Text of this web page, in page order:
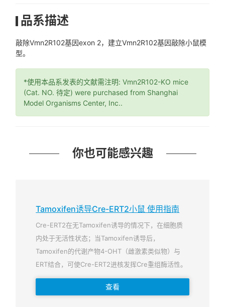
品系描述
敲除Vmn2R102基因exon 2，建立Vmn2R102基因敲除小鼠模
型。
*使用本品系发表的文献需注明: Vmn2R102-KO mice
(Cat. NO. 待定) were purchased from Shanghai
Model Organisms Center, Inc..
你也可能感兴趣
Tamoxifen诱导Cre-ERT2小鼠 使用指南
Cre-ERT2在无Tamoxifen诱导的情况下，在细胞质
内处于无活性状态；当Tamoxifen诱导后，
Tamoxifen的代谢产物4-OHT（雌激素类似物）与
ERT结合，可使Cre-ERT2进核发挥Cre重组酶活性。
查看